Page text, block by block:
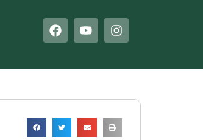
F
a
b
o
Y
o
u
e
I
n
a
r
m